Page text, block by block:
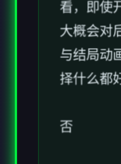
与结局动
择什么都
否